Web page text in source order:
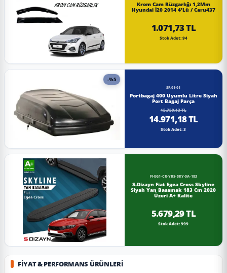
Krom Cam Rüzgarlığı 1,2Mm
Hyundai İ20 2014 4'Lü / Caru437
1.071,73 TL
Stok Adet: 94
-%5
SR01-01
Portbagaj 400 Uyumlu Litre Siyah
Port Bagaj Parça
15.759,13 TL
14.971,18 TL
Stok Adet: 3
FI-EG1-CR-YBS-SKY-SA-183
S-Dizayn Fiat Egea Cross Skyline
Siyah Yan Basamak 183 Cm 2020
Üzeri A+ Kalite
5.679,29 TL
Stok Adet: 999
FIYAT & PERFORMANS ÜRÜNLERI